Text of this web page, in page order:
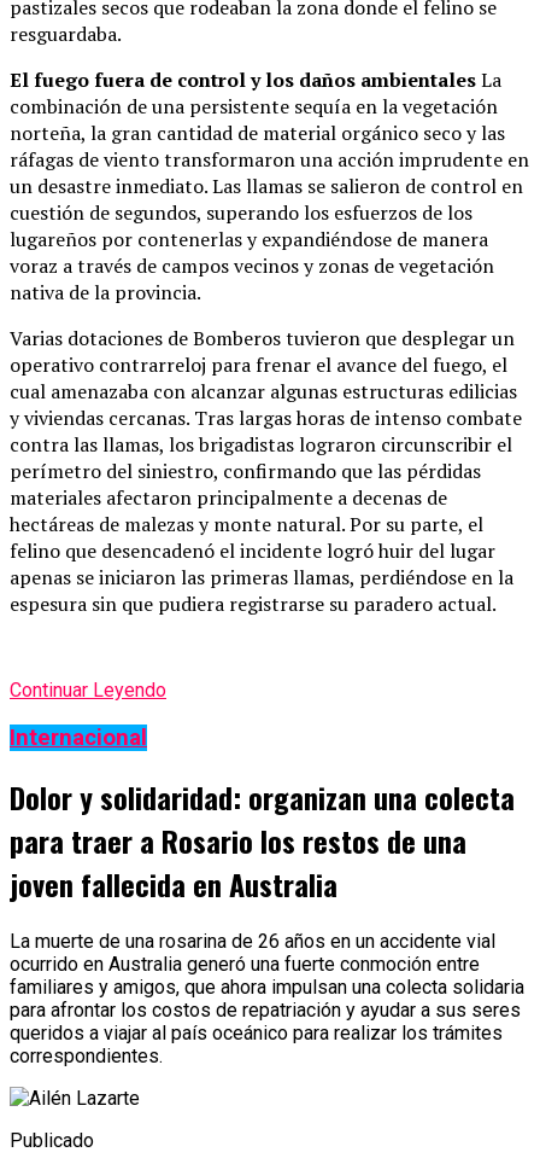
pastizales secos que rodeaban la zona donde el felino se
resguardaba.
El fuego fuera de control y los daños ambientalesLa
combinación de una persistente sequía en la vegetación
norteña, la gran cantidad de material orgánico seco y las
ráfagas de viento transformaron una acción imprudente en
un desastre inmediato. Las llamas se salieron de control en
cuestión de segundos, superando los esfuerzos de los
lugareños por contenerlas y expandiéndose de manera
voraz a través de campos vecinos y zonas de vegetación
nativa de la provincia.
Varias dotaciones de Bomberos tuvieron que desplegar un
operativo contrarreloj para frenar el avance del fuego, el
cual amenazaba con alcanzar algunas estructuras edilicias
y viviendas cercanas. Tras largas horas de intenso combate
contra las llamas, los brigadistas lograron circunscribir el
perímetro del siniestro, confirmando que las pérdidas
materiales afectaron principalmente a decenas de
hectáreas de malezas y monte natural. Por su parte, el
felino que desencadenó el incidente logró huir del lugar
apenas se iniciaron las primeras llamas, perdiéndose en la
espesura sin que pudiera registrarse su paradero actual.
Continuar Leyendo
Internacional
Dolor y solidaridad: organizan una colecta
para traer a Rosario los restos de una
joven fallecida en Australia
La muerte de una rosarina de 26 años en un accidente vial
ocurrido en Australia generó una fuerte conmoción entre
familiares y amigos, que ahora impulsan una colecta solidaria
para afrontar los costos de repatriación y ayudar a sus seres
queridos a viajar al país oceánico para realizar los trámites
correspondientes.
Publicado